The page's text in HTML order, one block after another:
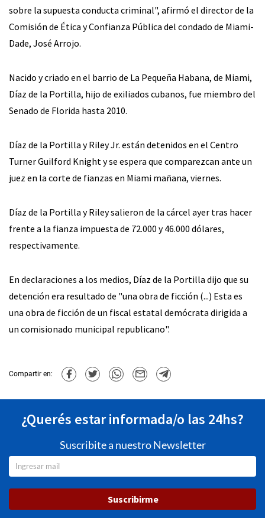
sobre la supuesta conducta criminal", afirmó el director de la
Comisión de Ética y Confianza Pública del condado de Miami-
Dade, José Arrojo.
Nacido y criado en el barrio de La Pequeña Habana, de Miami,
Díaz de la Portilla, hijo de exiliados cubanos, fue miembro del
Senado de Florida hasta 2010.
Díaz de la Portilla y Riley Jr. están detenidos en el Centro
Turner Guilford Knight y se espera que comparezcan ante un
juez en la corte de fianzas en Miami mañana, viernes.
Díaz de la Portilla y Riley salieron de la cárcel ayer tras hacer
frente a la fianza impuesta de 72.000 y 46.000 dólares,
respectivamente.
En declaraciones a los medios, Díaz de la Portilla dijo que su
detención era resultado de "una obra de ficción (...) Esta es
una obra de ficción de un fiscal estatal demócrata dirigida a
un comisionado municipal republicano".
Compartir en:
¿Querés estar informada/o las 24hs?
Suscribite a nuestro Newsletter
Suscribirme